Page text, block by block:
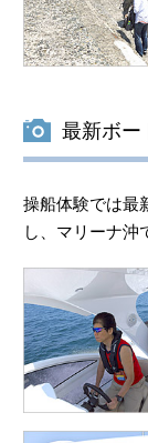
最新ボー
操船体験では最
し、マリーナ沖